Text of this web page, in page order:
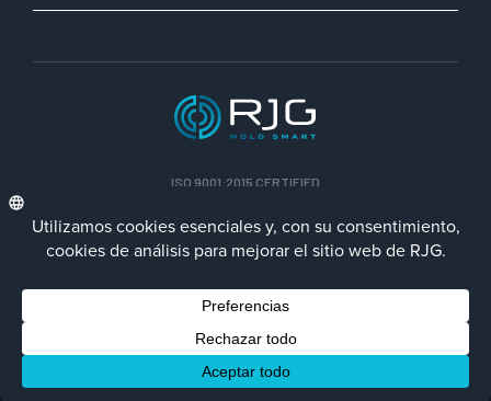
ISO 9001:2015 CERTIFIED
© 2023 RJG Inc.
Política de privacidad Terms/Impressum
Facebook
LinkedIn